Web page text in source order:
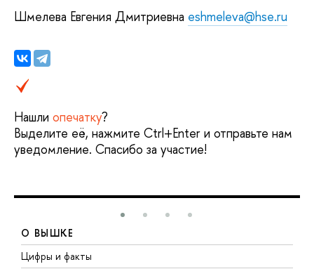
Шмелева Евгения Дмитриевна eshmeleva@hse.ru
Нашли опечатку?
Выделите её, нажмите Ctrl+Enter и отправьте нам
уведомление. Спасибо за участие!
О ВЫШКЕ
Цифры и факты